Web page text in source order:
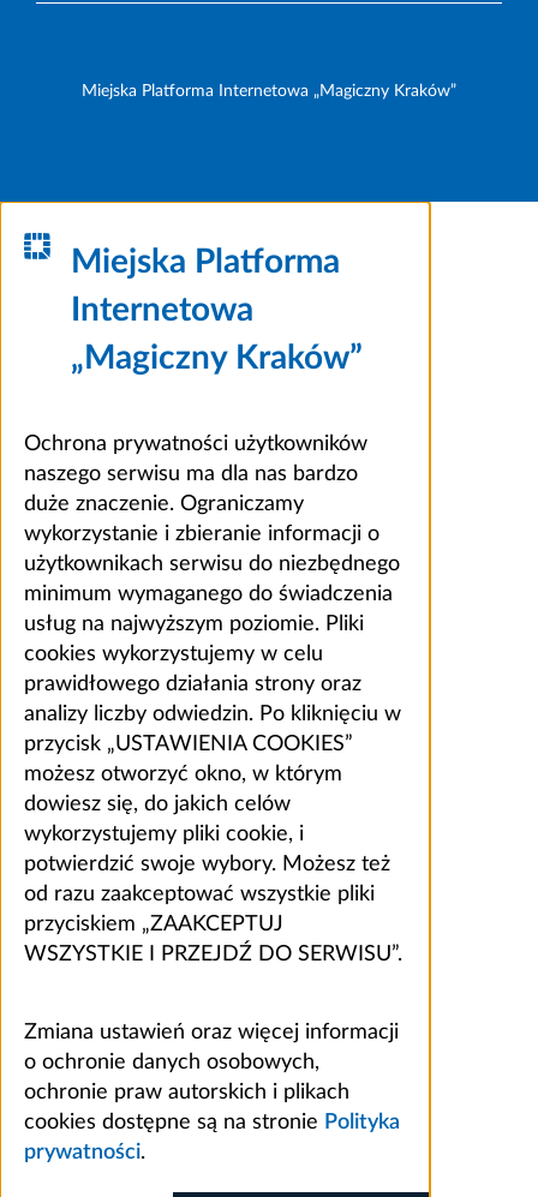
Miejska Platforma Internetowa „Magiczny Kraków”
Miejska Platforma
Internetowa
„Magiczny Kraków”
Ochrona prywatności użytkowników
naszego serwisu ma dla nas bardzo
duże znaczenie. Ograniczamy
wykorzystanie i zbieranie informacji o
użytkownikach serwisu do niezbędnego
minimum wymaganego do świadczenia
usług na najwyższym poziomie. Pliki
cookies wykorzystujemy w celu
prawidłowego działania strony oraz
analizy liczby odwiedzin. Po kliknięciu w
przycisk „USTAWIENIA COOKIES”
możesz otworzyć okno, w którym
dowiesz się, do jakich celów
wykorzystujemy pliki cookie, i
potwierdzić swoje wybory. Możesz też
od razu zaakceptować wszystkie pliki
przyciskiem „ZAAKCEPTUJ
WSZYSTKIE I PRZEJDŹ DO SERWISU”.
Zmiana ustawień oraz więcej informacji
o ochronie danych osobowych,
ochronie praw autorskich i plikach
cookies dostępne są na stronie Polityka
prywatności.